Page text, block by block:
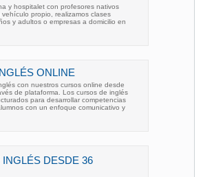
y hospitalet con profesores nativos
propio, realizamos clases
y adultos o empresas a domicilio en
ONLINE
con nuestros cursos online desde
de plataforma. Los cursos de inglés
para desarrollar competencias
con un enfoque comunicativo y
DESDE 36 